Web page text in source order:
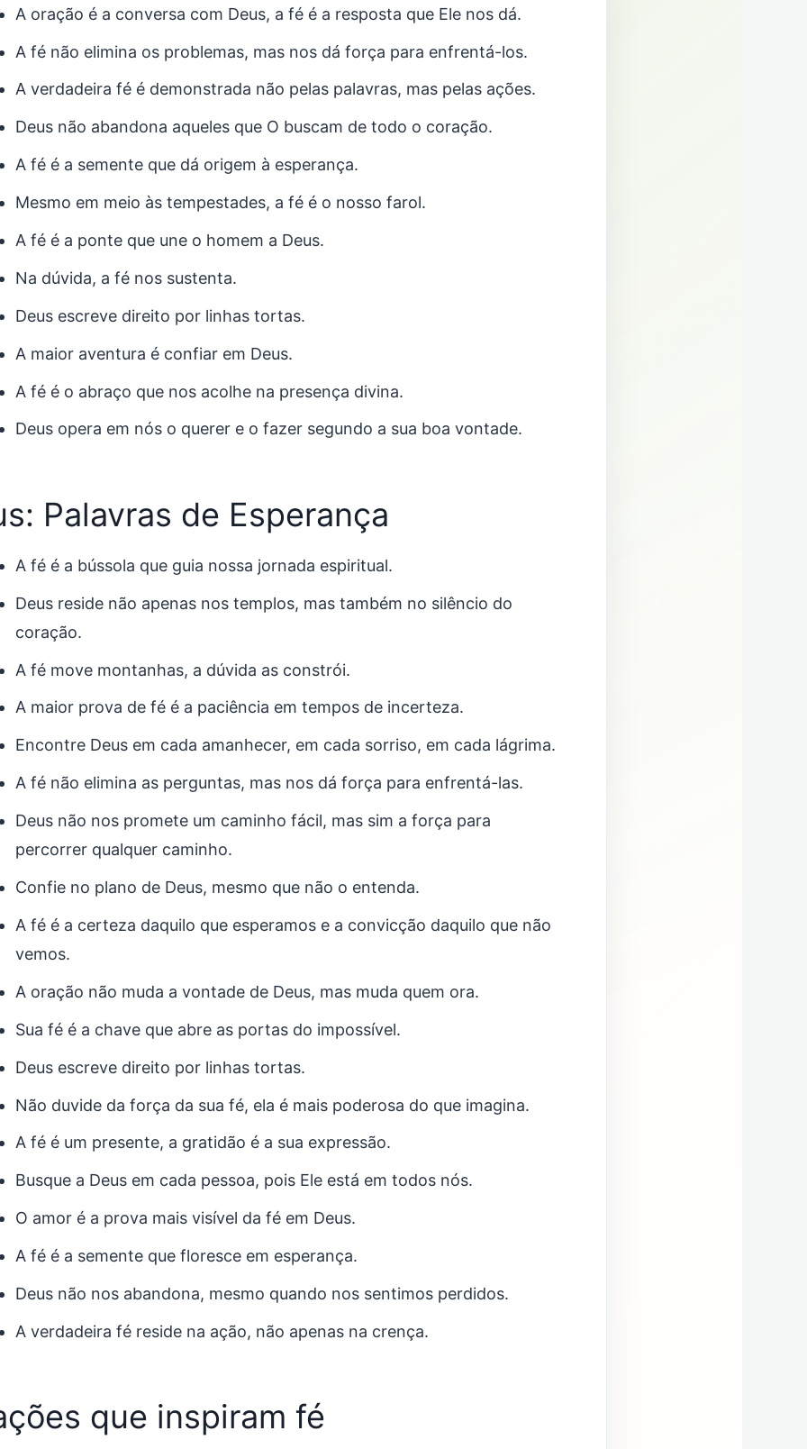
A oração é a conversa com Deus, a fé é a resposta que Ele nos dá.
A fé não elimina os problemas, mas nos dá força para enfrentá-los.
A verdadeira fé é demonstrada não pelas palavras, mas pelas ações.
Deus não abandona aqueles que O buscam de todo o coração.
A fé é a semente que dá origem à esperança.
Mesmo em meio às tempestades, a fé é o nosso farol.
A fé é a ponte que une o homem a Deus.
Na dúvida, a fé nos sustenta.
Deus escreve direito por linhas tortas.
A maior aventura é confiar em Deus.
A fé é o abraço que nos acolhe na presença divina.
Deus opera em nós o querer e o fazer segundo a sua boa vontade.
Palavras de Esperança
A fé é a bússola que guia nossa jornada espiritual.
Deus reside não apenas nos templos, mas também no silêncio do
coração.
A fé move montanhas, a dúvida as constrói.
A maior prova de fé é a paciência em tempos de incerteza.
Encontre Deus em cada amanhecer, em cada sorriso, em cada lágrima.
A fé não elimina as perguntas, mas nos dá força para enfrentá-las.
Deus não nos promete um caminho fácil, mas sim a força para
percorrer qualquer caminho.
Confie no plano de Deus, mesmo que não o entenda.
A fé é a certeza daquilo que esperamos e a convicção daquilo que não
vemos.
A oração não muda a vontade de Deus, mas muda quem ora.
Sua fé é a chave que abre as portas do impossível.
Deus escreve direito por linhas tortas.
Não duvide da força da sua fé, ela é mais poderosa do que imagina.
A fé é um presente, a gratidão é a sua expressão.
Busque a Deus em cada pessoa, pois Ele está em todos nós.
O amor é a prova mais visível da fé em Deus.
A fé é a semente que floresce em esperança.
Deus não nos abandona, mesmo quando nos sentimos perdidos.
A verdadeira fé reside na ação, não apenas na crença.
que inspiram fé